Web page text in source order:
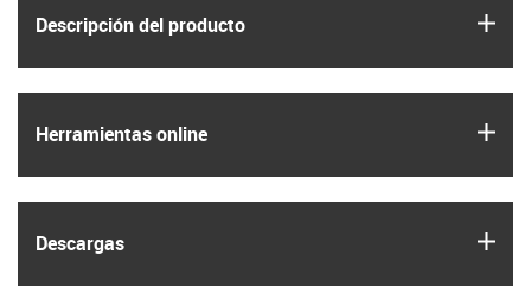
Descripción del producto
Herramientas online
Descargas